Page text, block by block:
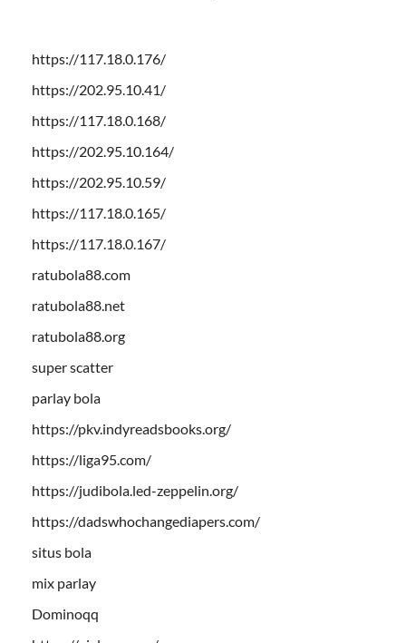
https://117.18.0.176/
https://202.95.10.41/
https://117.18.0.168/
https://202.95.10.164/
https://202.95.10.59/
https://117.18.0.165/
https://117.18.0.167/
ratubola88.com
ratubola88.net
ratubola88.org
super scatter
parlay bola
https://pkv.indyreadsbooks.org/
https://liga95.com/
https://judibola.led-zeppelin.org/
https://dadswhochangediapers.com/
situs bola
mix parlay
Dominoqq